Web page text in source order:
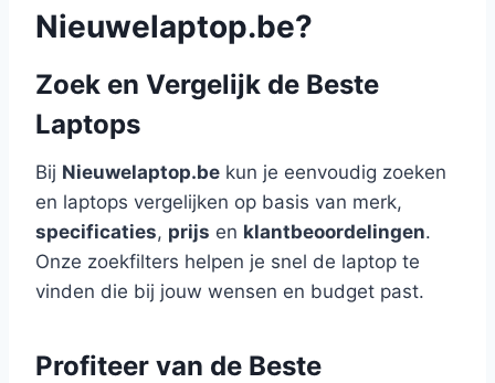
Nieuwelaptop.be?
Zoek en Vergelijk de Beste
Laptops
Bij Nieuwelaptop.be kun je eenvoudig zoeken
en laptops vergelijken op basis van merk,
specificaties, prijs en klantbeoordelingen.
Onze zoekfilters helpen je snel de laptop te
vinden die bij jouw wensen en budget past.
Profiteer van de Beste